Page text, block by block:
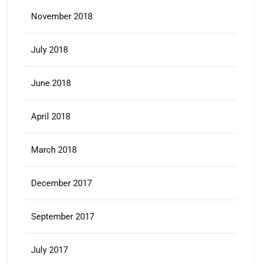
November 2018
July 2018
June 2018
April 2018
March 2018
December 2017
September 2017
July 2017